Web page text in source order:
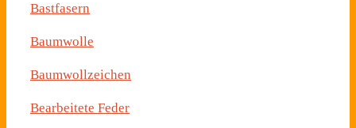
Bastfasern
Baumwolle
Baumwollzeichen
Bearbeitete Feder